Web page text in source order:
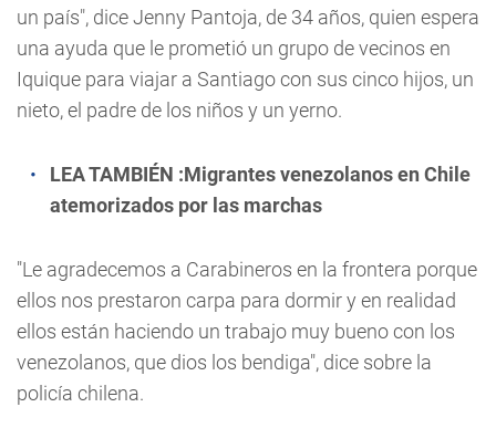
un país", dice Jenny Pantoja, de 34 años, quien espera
una ayuda que le prometió un grupo de vecinos en
Iquique para viajar a Santiago con sus cinco hijos, un
nieto, el padre de los niños y un yerno.
LEA TAMBIÉN :Migrantes venezolanos en Chile
atemorizados por las marchas
"Le agradecemos a Carabineros en la frontera porque
ellos nos prestaron carpa para dormir y en realidad
ellos están haciendo un trabajo muy bueno con los
venezolanos, que dios los bendiga", dice sobre la
policía chilena.